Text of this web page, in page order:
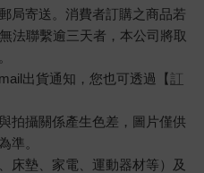
局寄送。消費者訂購之商品若
法聯繫逾三天者，本公司將取
出貨通知，您也可透過【訂
拍攝關係產生色差，圖片僅供
準。
床墊、家電、運動器材等）及